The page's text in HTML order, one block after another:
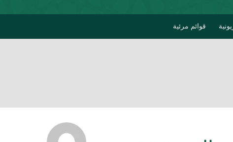
قوائم مرئية